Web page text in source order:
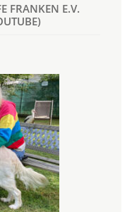
FRANKEN E.V.